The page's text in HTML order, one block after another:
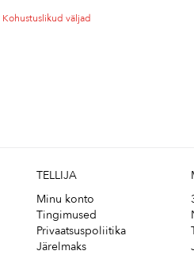
TELLIJA
Minu konto
Tingimused
Privaatsuspoliitika
Järelmaks